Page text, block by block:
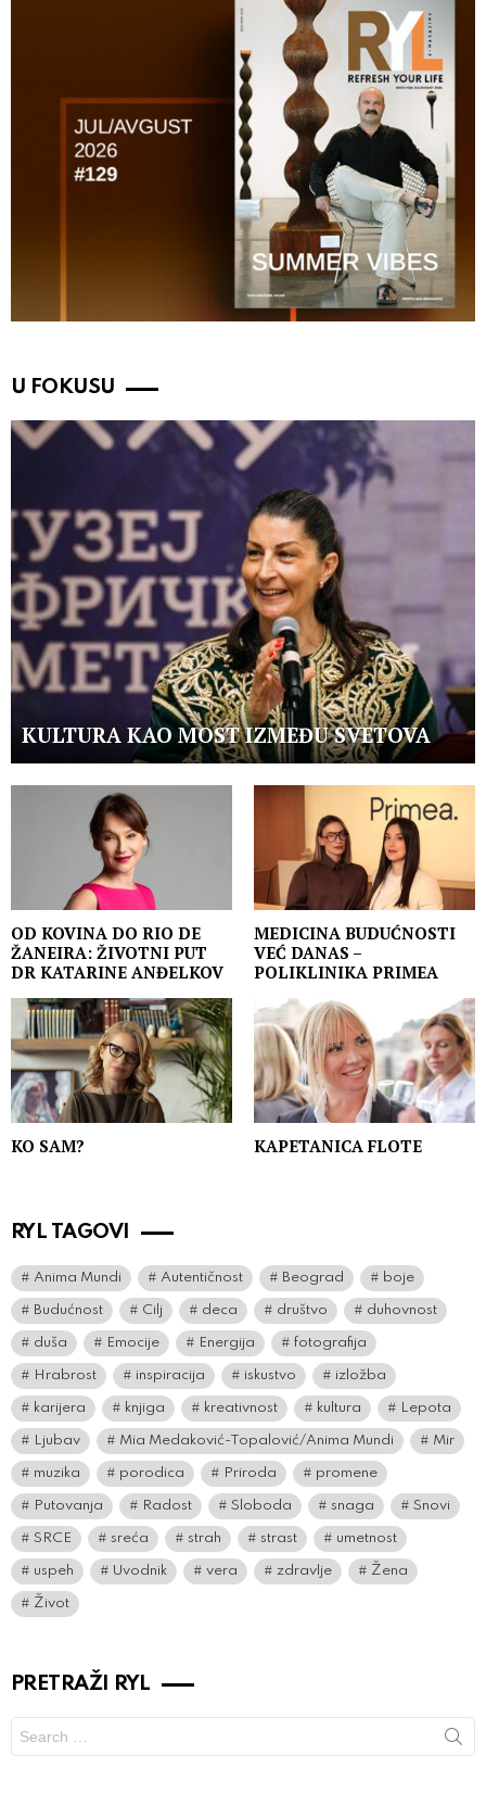
U FOKUSU
KULTURA KAO MOST IZMEĐU SVETOVA
OD KOVINA DO RIO DE
ŽANEIRA: ŽIVOTNI PUT
DR KATARINE ANĐELKOV
MEDICINA BUDUĆNOSTI
VEĆ DANAS –
POLIKLINIKA PRIMEA
KO SAM? KAPETANICA FLOTE
RYL TAGOVI
Anima Mundi Autentičnost Beograd boje
Budućnost Cilj deca društvo duhovnost
duša Emocije Energija fotografija
Hrabrost inspiracija iskustvo izložba
karijera knjiga kreativnost kultura Lepota
Ljubav Mia Medaković-Topalović/Anima Mundi Mir
muzika porodica Priroda promene
Putovanja Radost Sloboda snaga Snovi
SRCE sreća strah strast umetnost
uspeh Uvodnik vera zdravlje Žena
Život
PRETRAŽI RYL
for: